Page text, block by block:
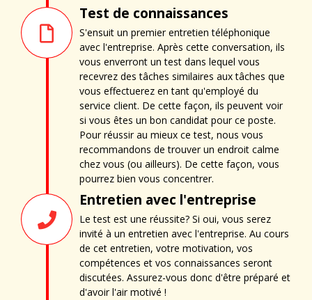
Test de connaissances
S'ensuit un premier entretien téléphonique
avec l'entreprise. Après cette conversation, ils
vous enverront un test dans lequel vous
recevrez des tâches similaires aux tâches que
vous effectuerez en tant qu'employé du
service client. De cette façon, ils peuvent voir
si vous êtes un bon candidat pour ce poste.
Pour réussir au mieux ce test, nous vous
recommandons de trouver un endroit calme
chez vous (ou ailleurs). De cette façon, vous
pourrez bien vous concentrer.
Entretien avec l'entreprise
Le test est une réussite? Si oui, vous serez
invité à un entretien avec l'entreprise. Au cours
de cet entretien, votre motivation, vos
compétences et vos connaissances seront
discutées. Assurez-vous donc d'être préparé et
d'avoir l'air motivé !